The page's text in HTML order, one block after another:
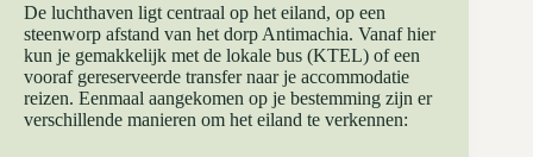
De luchthaven ligt centraal op het eiland, op een
steenworp afstand van het dorp Antimachia. Vanaf hier
kun je gemakkelijk met de lokale bus (KTEL) of een
vooraf gereserveerde transfer naar je accommodatie
reizen. Eenmaal aangekomen op je bestemming zijn er
verschillende manieren om het eiland te verkennen: